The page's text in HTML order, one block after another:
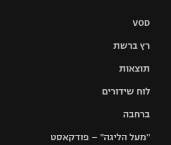
VOD
רץ ברשת
תוצאות
לוח שידורים
ברחבה
"מעל הליגה" – פודקאסט